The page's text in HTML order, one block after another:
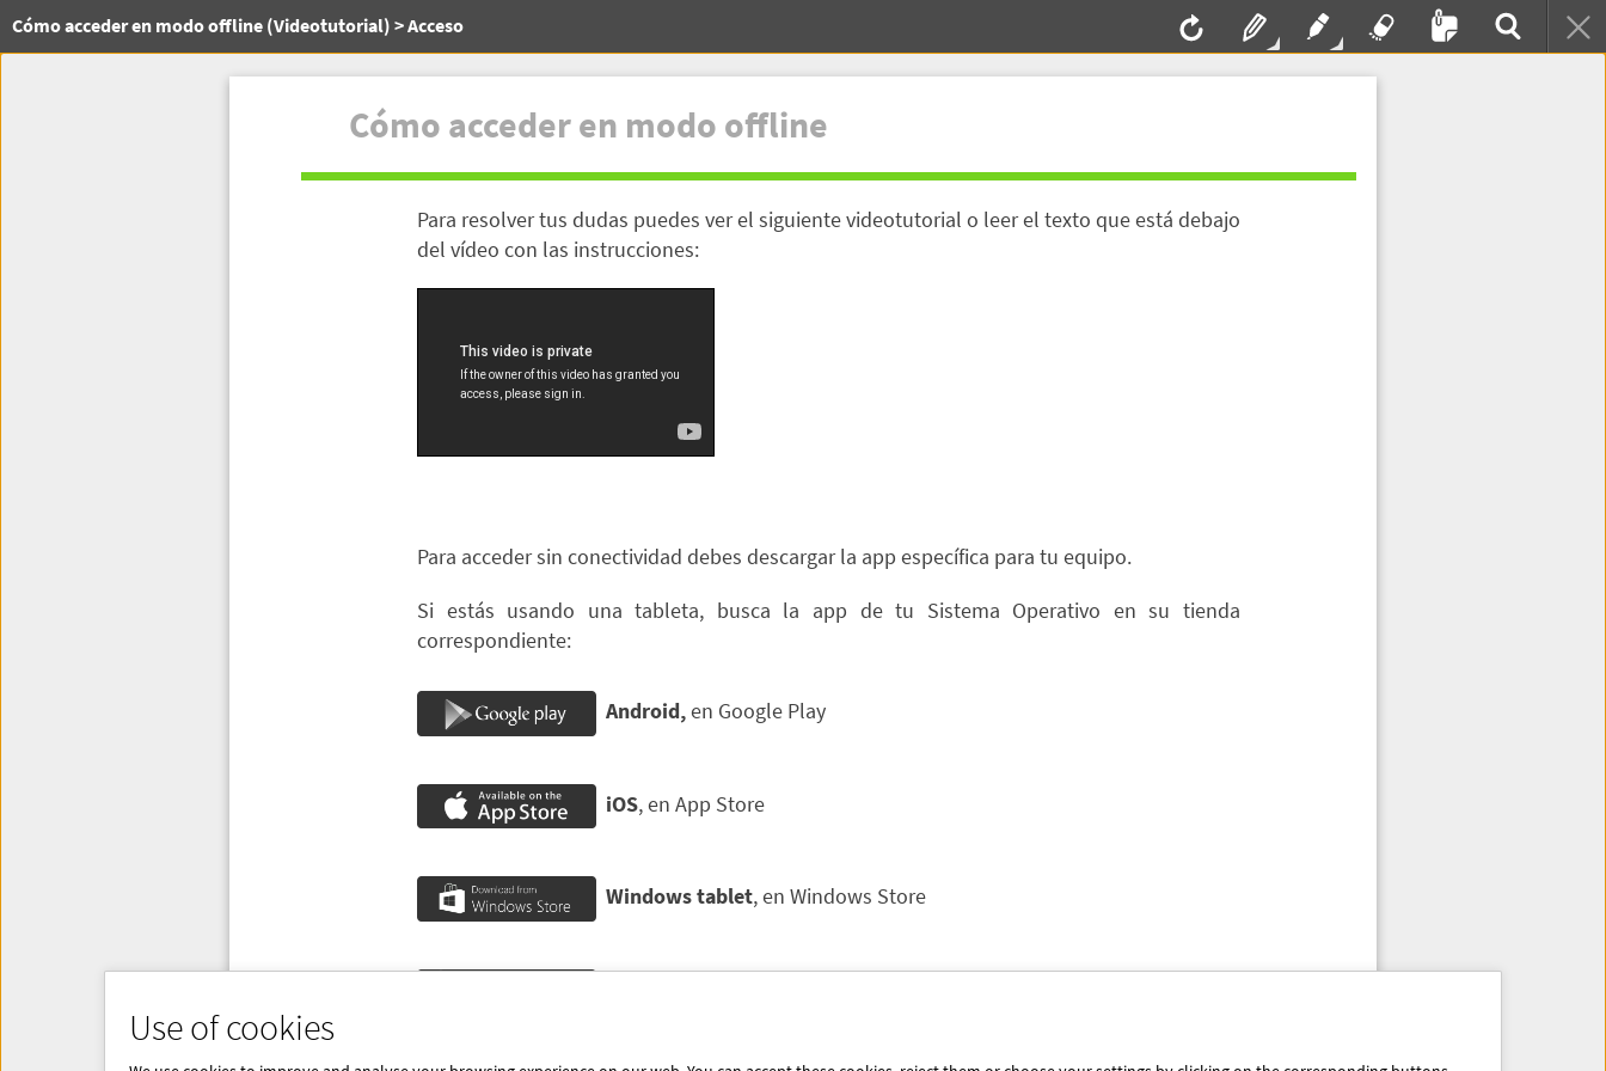
Use of cookies
Cómo acceder en modo offline (Videotutorial) > Acceso
Cómo acceder en modo offline
Para resolver tus dudas puedes ver el siguiente videotutorial o leer el texto que está debajo
del vídeo con las instrucciones:
Para acceder sin conectividad debes descargar la app específica para tu equipo.
Si estás usando una tableta, busca la app de tu Sistema Operativo en su tienda
correspondiente:
Android,en Google Play
iOS, en App Store
Windows tablet, en Windows Store
Introduce “Blinklearning” en el buscador, descarga e instala la app.